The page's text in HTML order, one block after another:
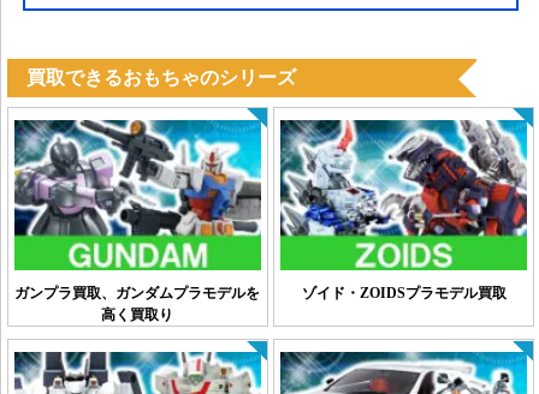
買取できるおもちゃのシリーズ
ガンプラ買取、ガンダムプラモデルを
高く買取り
ゾイド・ZOIDSプラモデル買取